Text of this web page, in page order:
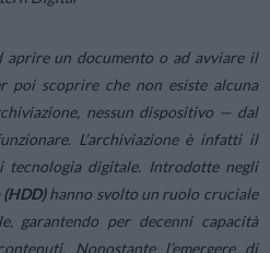
aprire un documento o ad avviare il
poi scoprire che non esiste alcuna
nessun dispositivo — dal
L’archiviazione è infatti il
tecnologia digitale. Introdotte negli
hanno svolto un ruolo cruciale
garantendo per decenni capacità
Nonostante l’emergere di